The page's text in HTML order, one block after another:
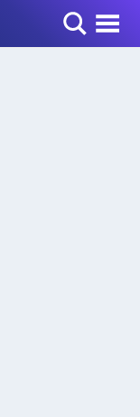
Toggle Menu